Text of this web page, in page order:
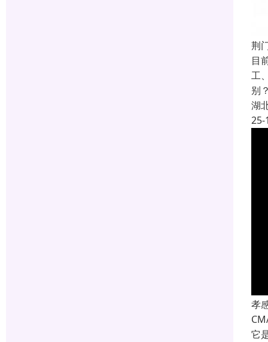
荆
目
工
别
湖
25-
孝
它